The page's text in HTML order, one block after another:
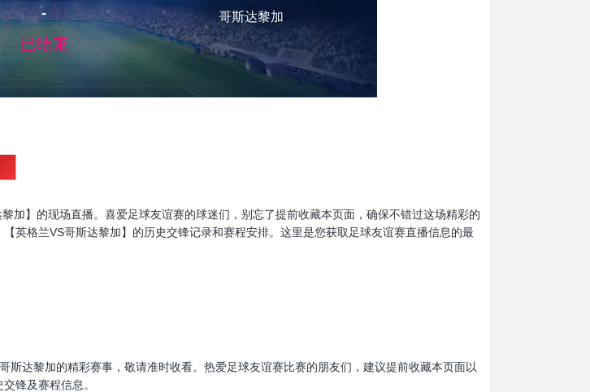
-
已结束
哥斯达黎加
加】的现场直播。喜爱足球友谊赛的球迷们，别忘了提前收藏本页面，确保不错过这场精彩的
英格兰VS哥斯达黎加】的历史交锋记录和赛程安排。这里是您获取足球友谊赛直播信息的最
达黎加的精彩赛事，敬请准时收看。热爱足球友谊赛比赛的朋友们，建议提前收藏本页面以
锋及赛程信息。